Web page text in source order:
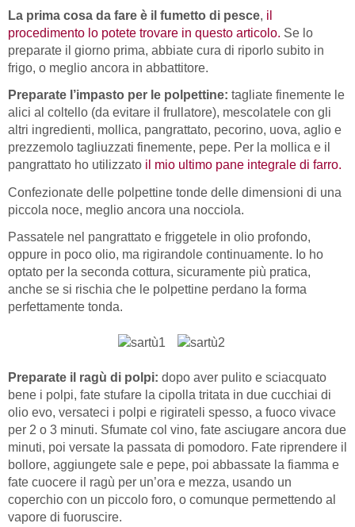
La prima cosa da fare è il fumetto di pesce, il
procedimento lo potete trovare in questo articolo. Se lo
preparate il giorno prima, abbiate cura di riporlo subito in
frigo, o meglio ancora in abbattitore.
Preparate l’impasto per le polpettine: tagliate finemente le
alici al coltello (da evitare il frullatore), mescolatele con gli
altri ingredienti, mollica, pangrattato, pecorino, uova, aglio e
prezzemolo tagliuzzati finemente, pepe. Per la mollica e il
pangrattato ho utilizzato il mio ultimo pane integrale di farro.
Confezionate delle polpettine tonde delle dimensioni di una
piccola noce, meglio ancora una nocciola.
Passatele nel pangrattato e friggetele in olio profondo,
oppure in poco olio, ma rigirandole continuamente. Io ho
optato per la seconda cottura, sicuramente più pratica,
anche se si rischia che le polpettine perdano la forma
perfettamente tonda.
Preparate il ragù di polpi: dopo aver pulito e sciacquato
bene i polpi, fate stufare la cipolla tritata in due cucchiai di
olio evo, versateci i polpi e rigirateli spesso, a fuoco vivace
per 2 o 3 minuti. Sfumate col vino, fate asciugare ancora due
minuti, poi versate la passata di pomodoro. Fate riprendere il
bollore, aggiungete sale e pepe, poi abbassate la fiamma e
fate cuocere il ragù per un’ora e mezza, usando un
coperchio con un piccolo foro, o comunque permettendo al
vapore di fuoruscire.